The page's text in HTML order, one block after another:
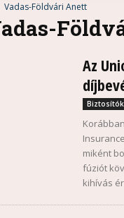
Vadas-Földvári Anett
Az
Biztosítók
miként
fúziót
kihívás